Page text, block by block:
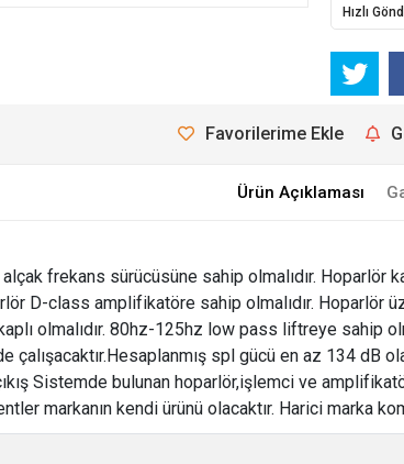
Hızlı
Favorilerime Ekle
Ürün Açıklaması
frekans sürücüsüne sahip olmalıdır.
D-class amplifikatöre sahip olmalıdır.
olmalıdır. 80hz-125hz low pass liftreye sahip
çalışacaktır.Hesaplanmış spl gücü en az 134 dB
Sistemde bulunan hoparlör,işlemci ve
markanın kendi ürünü olacaktır. Harici marka